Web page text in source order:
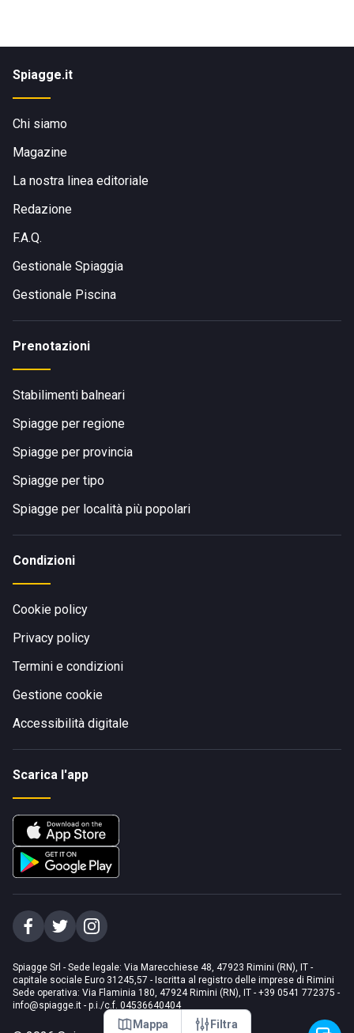
Mappa Filtra
Spiagge.it
Chi siamo
Magazine
La nostra linea editoriale
Redazione
F.A.Q.
Gestionale Spiaggia
Gestionale Piscina
Prenotazioni
Stabilimenti balneari
Spiagge per regione
Spiagge per provincia
Spiagge per tipo
Spiagge per località più popolari
Condizioni
Cookie policy
Privacy policy
Termini e condizioni
Gestione cookie
Accessibilità digitale
Scarica l'app
Spiagge Srl - Sede legale: Via Marecchiese 48, 47923 Rimini (RN), IT -
capitale sociale Euro 31245,57 - Iscritta al registro delle imprese di Rimini
Sede operativa: Via Flaminia 180, 47924 Rimini (RN), IT - +39 0541 772375 -
info@spiagge.it - p.i./c.f. 04536640404